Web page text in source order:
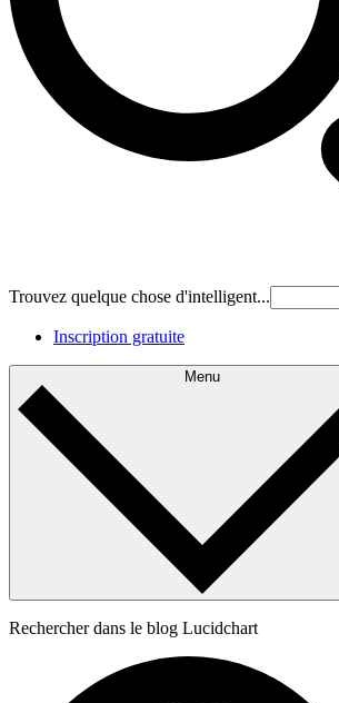
Trouvez quelque chose d'intelligent...
Inscription gratuite
Menu
Rechercher dans le blog Lucidchart